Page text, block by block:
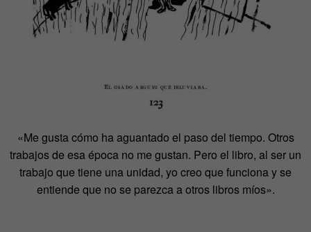
«Me gusta cómo ha aguantado el paso del tiempo. Otros
trabajos de esa época no me gustan. Pero el libro, al ser un
trabajo que tiene una unidad, yo creo que funciona y se
entiende que no se parezca a otros libros míos».